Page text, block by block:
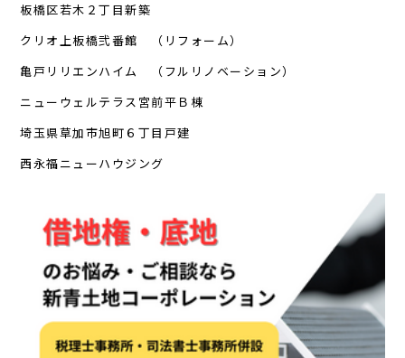
板橋区若木２丁目新築
クリオ上板橋弐番館 （リフォーム）
亀戸リリエンハイム （フルリノベーション）
ニューウェルテラス宮前平Ｂ棟
埼玉県草加市旭町６丁目戸建
西永福ニューハウジング